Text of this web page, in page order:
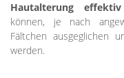
Hautalterung
können, je nach
Fältchen ausgeglichen
werden.